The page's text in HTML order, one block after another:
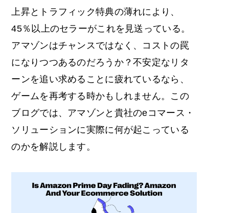
上昇とトラフィック特典の薄れにより、
45％以上のセラーがこれを見送っている。
アマゾンはチャンスではなく、コストの罠
になりつつあるのだろうか？不安定なリタ
ーンを追い求めることに疲れているなら、
ゲームを再考する時かもしれません。この
ブログでは、 アマゾンと貴社のeコマース・
ソリューションに実際に何が起こっている
のかを解説します。